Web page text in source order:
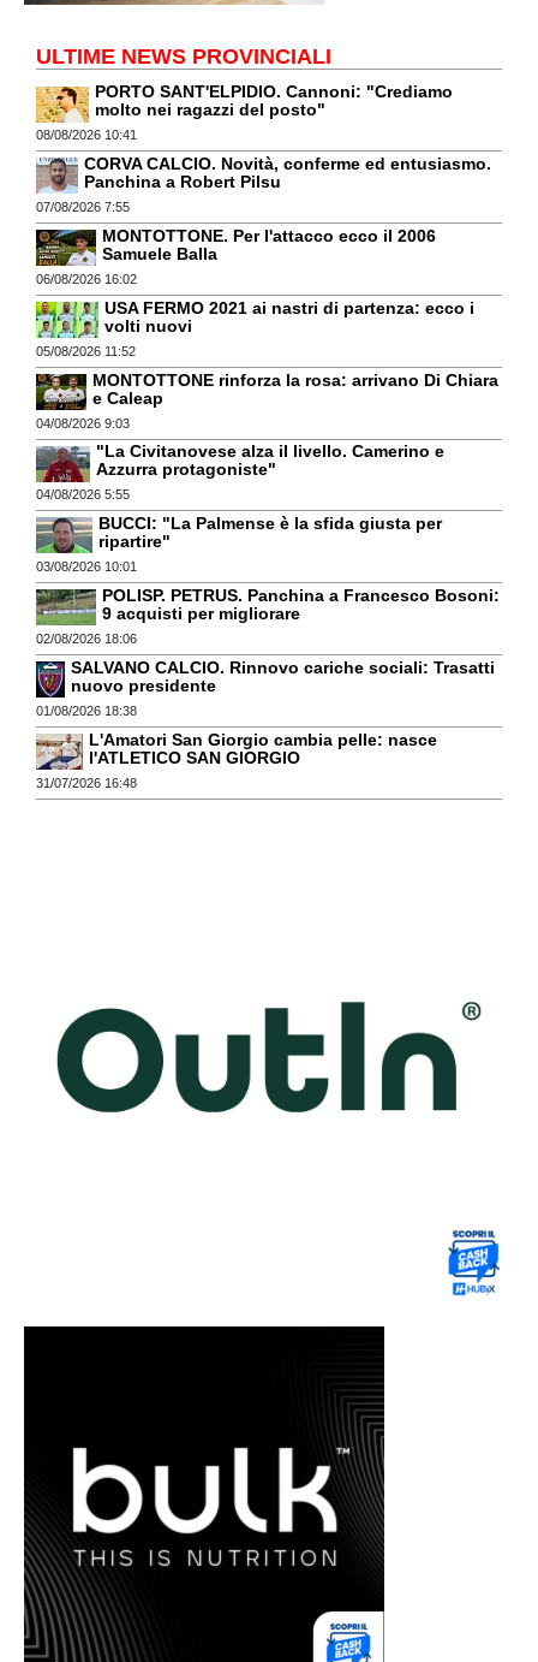
ULTIME NEWS PROVINCIALI
PORTO SANT'ELPIDIO. Cannoni: "Crediamo
molto nei ragazzi del posto"
08/08/2026 10:41
CORVA CALCIO. Novità, conferme ed entusiasmo.
Panchina a Robert Pilsu
07/08/2026 7:55
MONTOTTONE. Per l'attacco ecco il 2006
Samuele Balla
06/08/2026 16:02
USA FERMO 2021 ai nastri di partenza: ecco i
volti nuovi
05/08/2026 11:52
MONTOTTONE rinforza la rosa: arrivano Di Chiara
e Caleap
04/08/2026 9:03
"La Civitanovese alza il livello. Camerino e
Azzurra protagoniste"
04/08/2026 5:55
BUCCI: "La Palmense è la sfida giusta per
ripartire"
03/08/2026 10:01
POLISP. PETRUS. Panchina a Francesco Bosoni:
9 acquisti per migliorare
02/08/2026 18:06
SALVANO CALCIO. Rinnovo cariche sociali: Trasatti
nuovo presidente
01/08/2026 18:38
L'Amatori San Giorgio cambia pelle: nasce
l'ATLETICO SAN GIORGIO
31/07/2026 16:48